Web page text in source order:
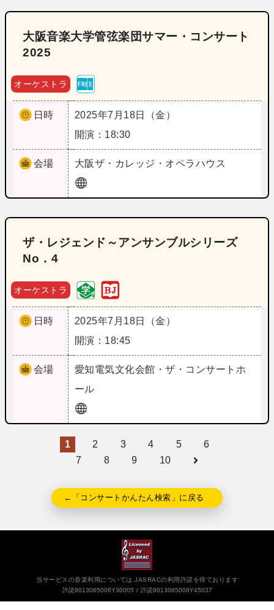
大阪音楽大学管弦楽団サマー・コンサート
2025
オーケストラ
日時
2025年7月18日（金）
開演：18:30
会場 大阪ザ・カレッジ・オペラハウス
ザ・レジェンド～アンサンブルシリーズ
No．4
オーケストラ
日時
2025年7月18日（金）
開演：18:45
会場 愛知電気文化会館・ザ・コンサートホ
ール
1 2 3 4 5
6
7
8 9 10
←「コンサートかんたん検索」に戻る
当サービスの音楽利用については JASRACの利用許諾を得ております
許諾9013065006Y30005
許諾9013065008Y45037